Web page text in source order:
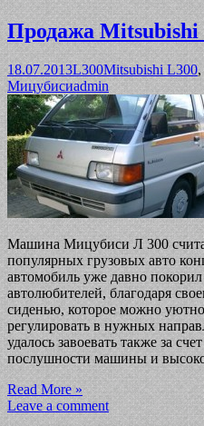
Продажа Mitsubishi
18.07.2013L300Mitsubishi L300,
Мицубисиadmin
Машина Мицубиси Л 300
популярных грузовых авто
автомобиль уже давно
автолюбителей, благодаря
сиденью, которое можно
регулировать в нужных
удалось завоевать также за
послушности машины и
Read More »
Leave a comment